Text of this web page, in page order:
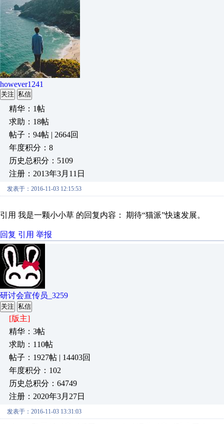
however1241
关注 私信
精华：1帖
求助：18帖
帖子：94帖 | 2664回
年度积分：8
历史总积分：5109
注册：2013年3月11日
发表于：2016-11-03 12:15:53
引用 我是一颗小小草 的回复内容： 期待“猫派”快速发展
回复 引用 举报
研讨会宣传员_3259
关注 私信
[版主]
精华：3帖
求助：110帖
帖子：1927帖 | 14403回
年度积分：102
历史总积分：64749
注册：2020年3月27日
发表于：2016-11-03 13:31:03